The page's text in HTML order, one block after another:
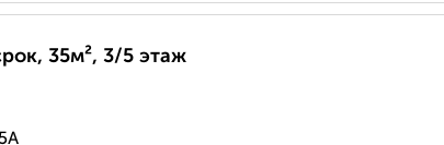
35м², 3/5 этаж